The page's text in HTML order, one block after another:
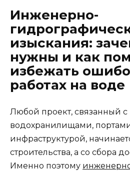
Инженерно-
изыскания:
нужны и как
избежать
работах на воде
Любой проект, связанный
водохранилищами,
инфраструктурой,
строительства, а со сбора
Именно поэтому